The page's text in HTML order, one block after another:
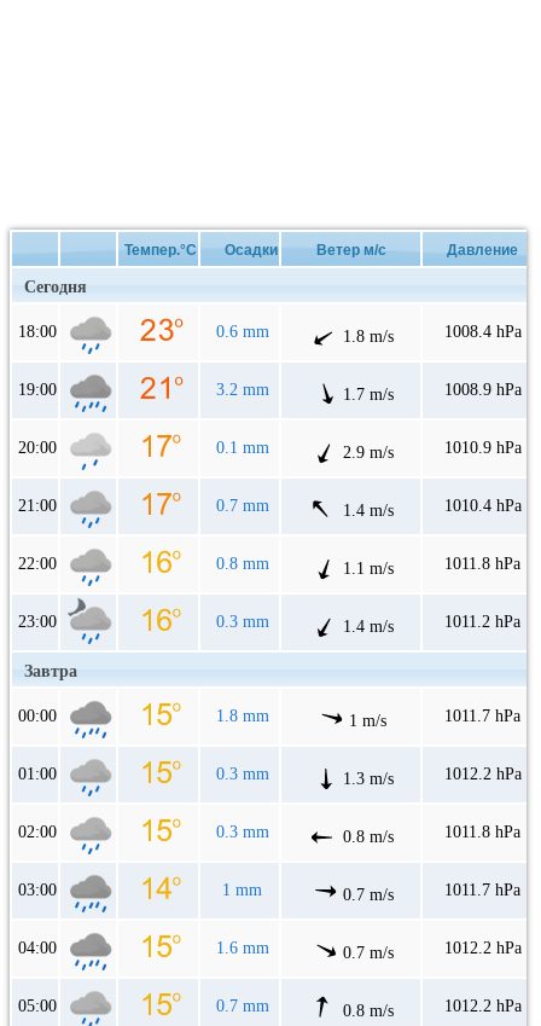
Темпер.°C Осадки Ветер м/с Давление
Сегодня
18:00 0.6 mm 1.8 m/s 1008.4 hPa
19:00 3.2 mm 1.7 m/s 1008.9 hPa
20:00 0.1 mm 2.9 m/s 1010.9 hPa
21:00 0.7 mm 1.4 m/s 1010.4 hPa
22:00 0.8 mm 1.1 m/s 1011.8 hPa
23:00 0.3 mm 1.4 m/s 1011.2 hPa
Завтра
00:00 1.8 mm 1 m/s 1011.7 hPa
01:00 0.3 mm 1.3 m/s 1012.2 hPa
02:00 0.3 mm 0.8 m/s 1011.8 hPa
03:00 1 mm 0.7 m/s 1011.7 hPa
04:00 1.6 mm 0.7 m/s 1012.2 hPa
05:00 0.7 mm 0.8 m/s 1012.2 hPa